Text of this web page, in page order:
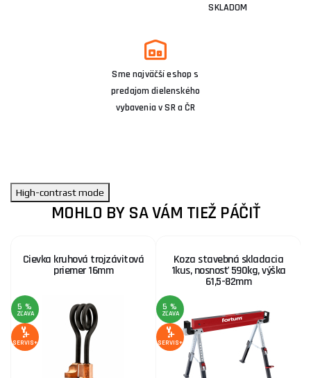
SKLADOM
Sme najväčší eshop s
predajom dielenského
vybavenia v SR a ČR
High-contrast mode
MOHLO BY SA VÁM TIEŽ PÁČIŤ
Cievka kruhová trojzávitová
priemer 16mm
5 %
ZĽAVA
SERVIS+
Koza stavebná skladacia
1kus, nosnosť 590kg, výška
61,5-82mm
5 %
ZĽAVA
SERVIS+